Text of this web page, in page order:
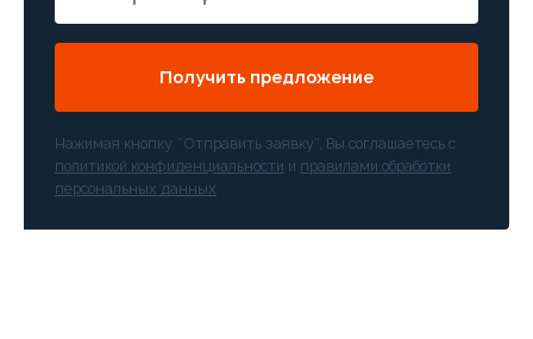
Получить предложение
Нажимая кнопку “Отправить заявку”, Вы соглашаетесь с
политикой конфиденциальности и правилами обработки
персональных данных